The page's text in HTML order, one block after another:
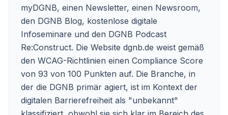
myDGNB, einen Newsletter, einen Newsroom,
den DGNB Blog, kostenlose digitale
Infoseminare und den DGNB Podcast
Re:Construct. Die Website dgnb.de weist gemäß
den WCAG-Richtlinien einen Compliance Score
von 93 von 100 Punkten auf. Die Branche, in
der die DGNB primär agiert, ist im Kontext der
digitalen Barrierefreiheit als "unbekannt"